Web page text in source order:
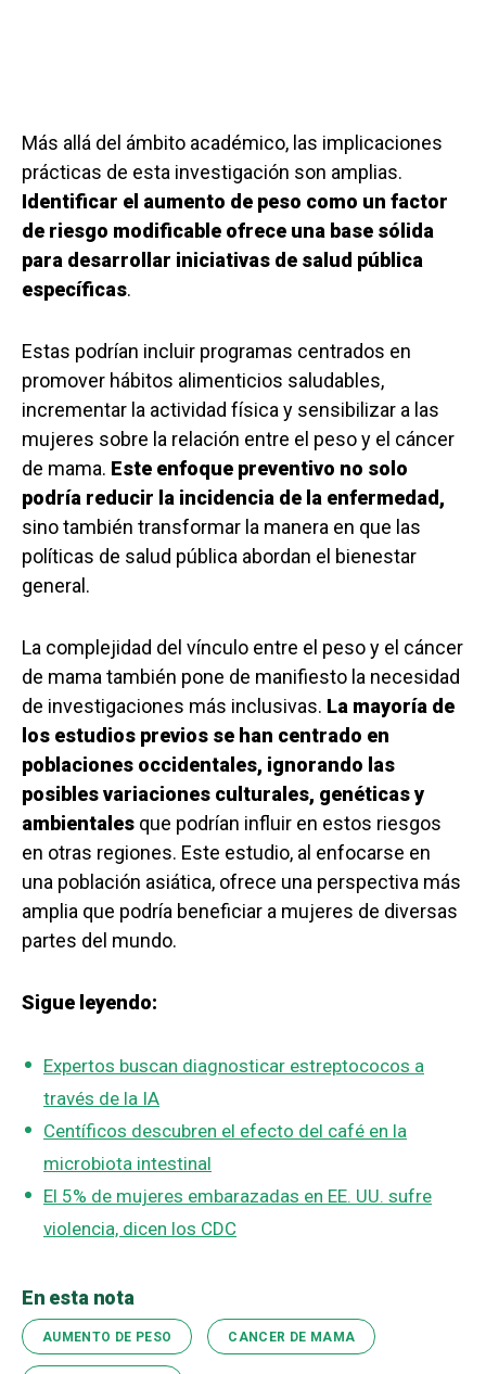
Más allá del ámbito académico, las implicaciones
prácticas de esta investigación son amplias.
Identificar el aumento de peso como un factor
de riesgo modificable ofrece una base sólida
para desarrollar iniciativas de salud pública
específicas.
Estas podrían incluir programas centrados en
promover hábitos alimenticios saludables,
incrementar la actividad física y sensibilizar a las
mujeres sobre la relación entre el peso y el cáncer
de mama. Este enfoque preventivo no solo
podría reducir la incidencia de la enfermedad,
sino también transformar la manera en que las
políticas de salud pública abordan el bienestar
general.
La complejidad del vínculo entre el peso y el cáncer
de mama también pone de manifiesto la necesidad
de investigaciones más inclusivas. La mayoría de
los estudios previos se han centrado en
poblaciones occidentales, ignorando las
posibles variaciones culturales, genéticas y
ambientales que podrían influir en estos riesgos
en otras regiones. Este estudio, al enfocarse en
una población asiática, ofrece una perspectiva más
amplia que podría beneficiar a mujeres de diversas
partes del mundo.
Sigue leyendo:
Expertos buscan diagnosticar estreptococos a
través de la IA
Centíficos descubren el efecto del café en la
microbiota intestinal
El 5% de mujeres embarazadas en EE. UU. sufre
violencia, dicen los CDC
En esta nota
AUMENTO DE PESO CANCER DE MAMA